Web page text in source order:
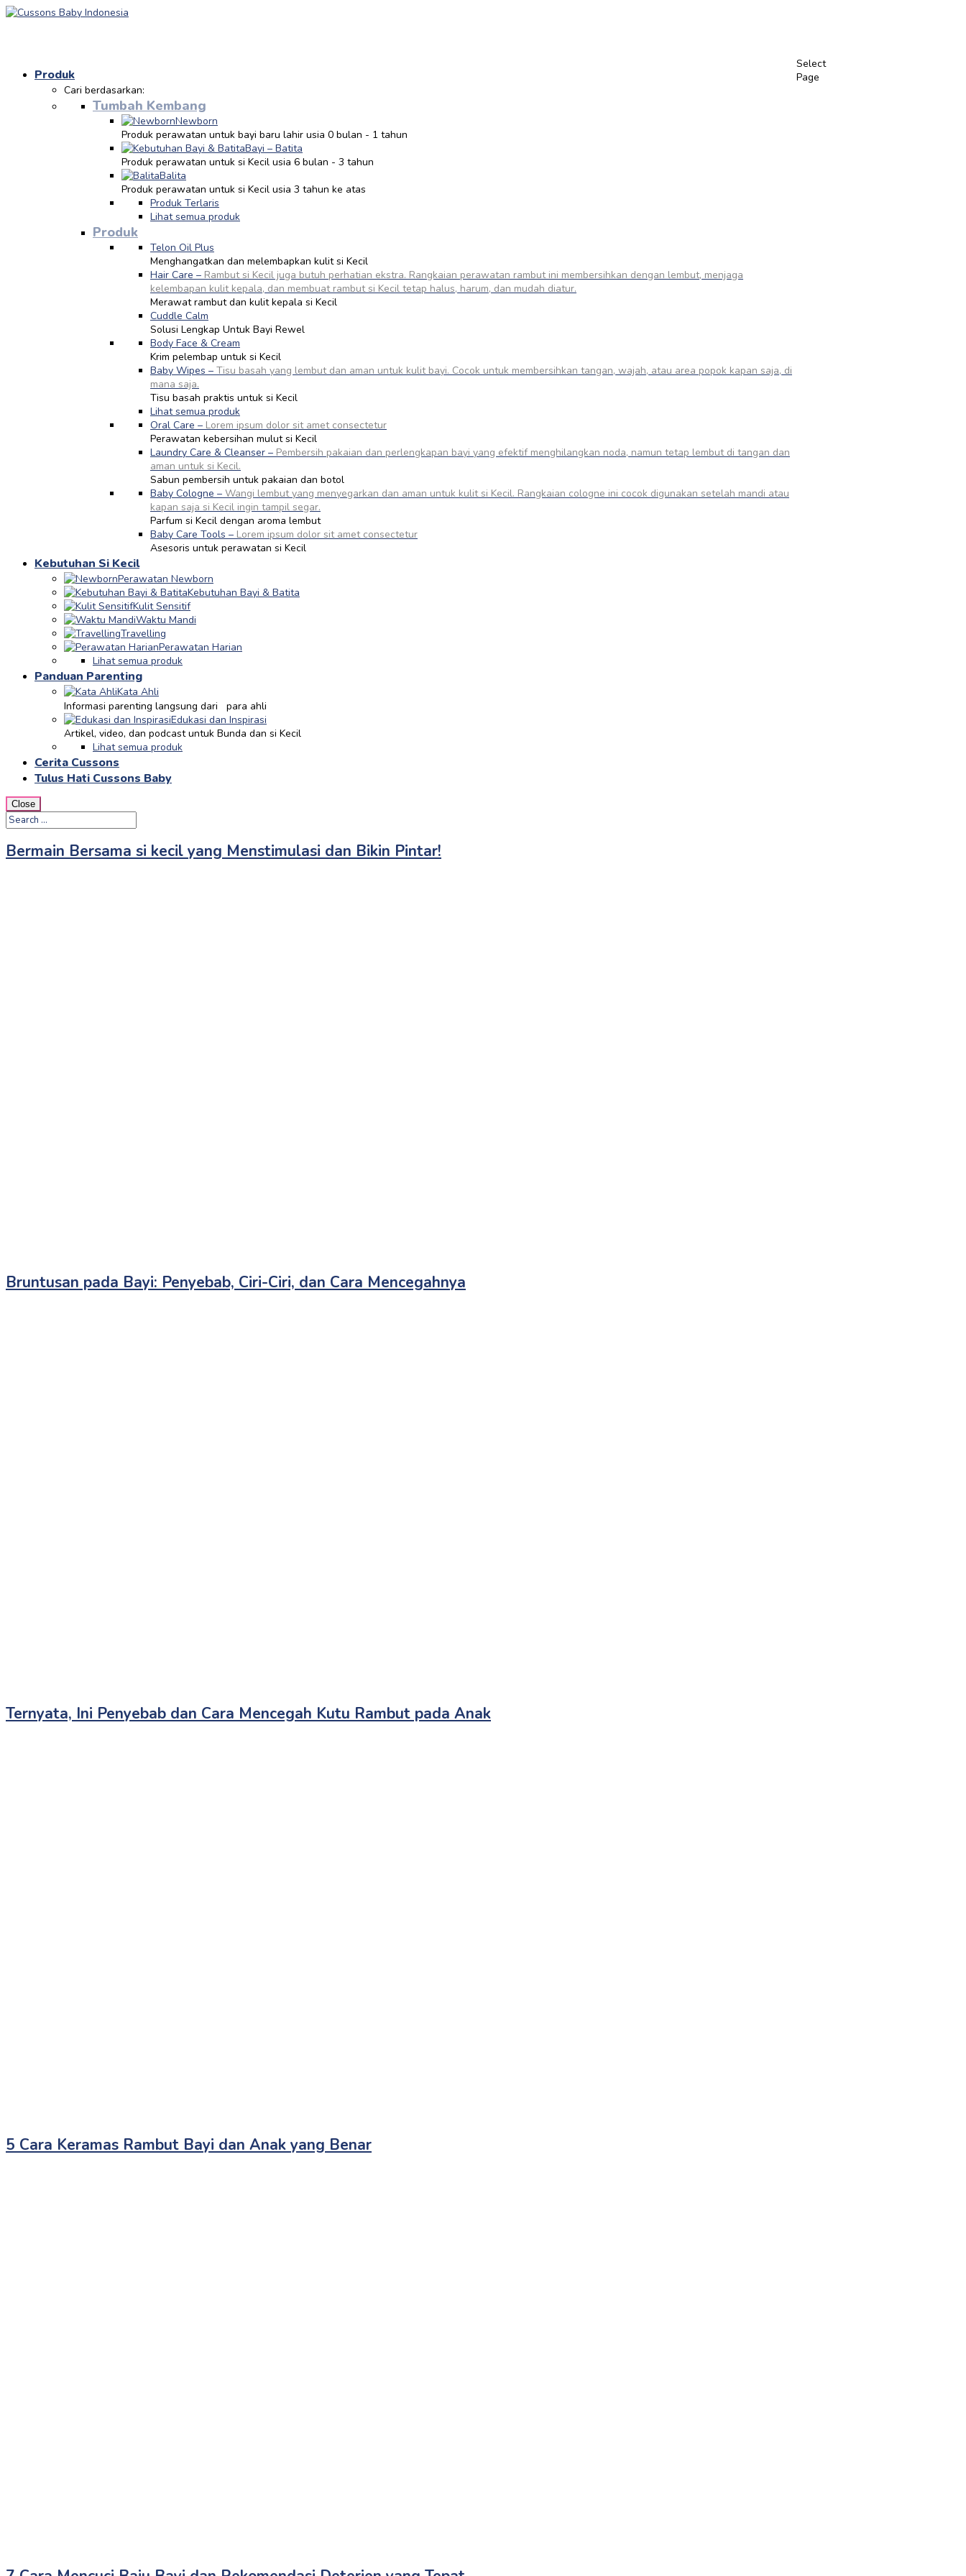
Produk
Cari berdasarkan:
Tumbah Kembang
Newborn
Produk perawatan untuk bayi baru lahir usia 0 bulan - 1 tahun
Bayi – Batita
Produk perawatan untuk si Kecil usia 6 bulan - 3 tahun
Balita
Produk perawatan untuk si Kecil usia 3 tahun ke atas
Produk Terlaris
Lihat semua produk
Produk
Telon Oil Plus
Menghangatkan dan melembapkan kulit si Kecil
Hair Care – Rambut si Kecil juga butuh perhatian ekstra. Rangkaian perawatan rambut ini membersihkan dengan lembut, menjaga
kelembapan kulit kepala, dan membuat rambut si Kecil tetap halus, harum, dan mudah diatur.
Merawat rambut dan kulit kepala si Kecil
Cuddle Calm
Solusi Lengkap Untuk Bayi Rewel
Body Face & Cream
Krim pelembap untuk si Kecil
Baby Wipes – Tisu basah yang lembut dan aman untuk kulit bayi. Cocok untuk membersihkan tangan, wajah, atau area popok kapan saja, di
mana saja.
Tisu basah praktis untuk si Kecil
Lihat semua produk
Oral Care – Lorem ipsum dolor sit amet consectetur
Perawatan kebersihan mulut si Kecil
Laundry Care & Cleanser – Pembersih pakaian dan perlengkapan bayi yang efektif menghilangkan noda, namun tetap lembut di tangan dan
aman untuk si Kecil.
Sabun pembersih untuk pakaian dan botol
Baby Cologne – Wangi lembut yang menyegarkan dan aman untuk kulit si Kecil. Rangkaian cologne ini cocok digunakan setelah mandi atau
kapan saja si Kecil ingin tampil segar.
Parfum si Kecil dengan aroma lembut
Baby Care Tools – Lorem ipsum dolor sit amet consectetur
Asesoris untuk perawatan si Kecil
Kebutuhan Si Kecil
Perawatan Newborn
Kebutuhan Bayi & Batita
Kulit Sensitif
Waktu Mandi
Travelling
Perawatan Harian
Lihat semua produk
Panduan Parenting
Kata Ahli
Informasi parenting langsung dari para ahli
Edukasi dan Inspirasi
Artikel, video, dan podcast untuk Bunda dan si Kecil
Lihat semua produk
Cerita Cussons
Tulus Hati Cussons Baby
Close
Select
Page
Bermain Bersama si kecil yang Menstimulasi dan Bikin Pintar!
Bruntusan pada Bayi: Penyebab, Ciri-Ciri, dan Cara Mencegahnya
Ternyata, Ini Penyebab dan Cara Mencegah Kutu Rambut pada Anak
5 Cara Keramas Rambut Bayi dan Anak yang Benar